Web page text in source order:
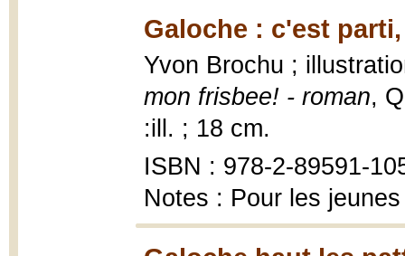
Galoche : c'est
Yvon Brochu ;
mon frisbee! - roman,
:ill. ; 18 cm.
ISBN : 978-2-89591-
Notes : Pour les